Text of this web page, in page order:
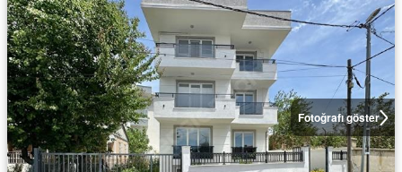
Fotoğrafı göster